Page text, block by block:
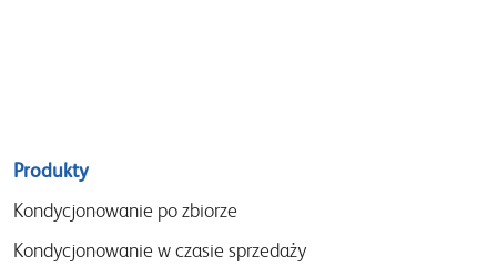
Sitemap
menu
Produkty
Kondycjonowanie po zbiorze
Kondycjonowanie w czasie sprzedaży